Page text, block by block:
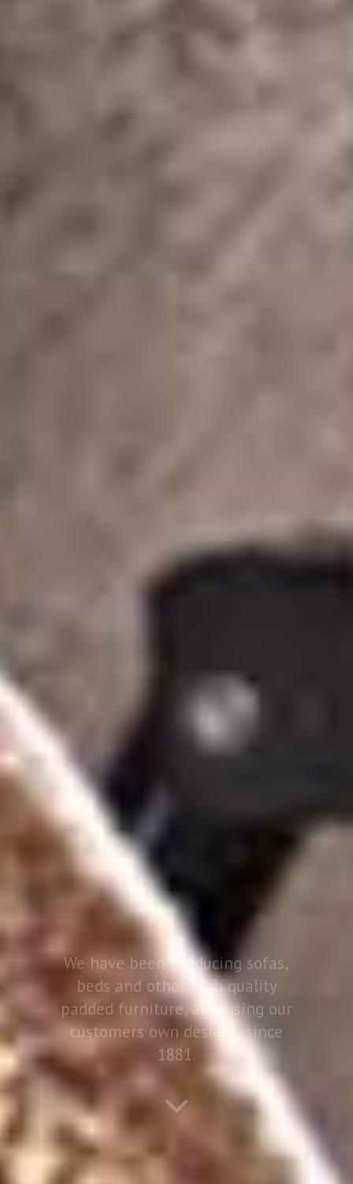
We have been producing sofas,
beds and other high quality
padded furniture, also using our
customers own designs, since